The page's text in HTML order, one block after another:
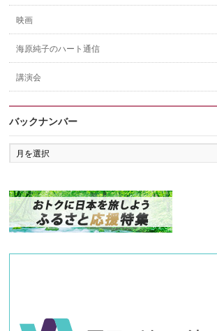
映画
海原純子のハート通信
講演会
バックナンバー
バ
ッ
ン
バ
ー